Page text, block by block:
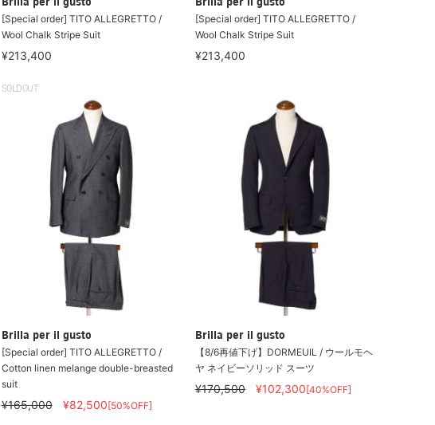
Brilla per il gusto
[Special order] TITO ALLEGRETTO /
Wool Chalk Stripe Suit
¥213,400
Brilla per il gusto
[Special order] TITO ALLEGRETTO /
Wool Chalk Stripe Suit
¥213,400
SOLDOUT
Brilla per il gusto
[Special order] TITO ALLEGRETTO /
Cotton linen melange double-breasted
suit
¥165,000 ¥82,500[50%OFF]
Brilla per il gusto
【8/6再値下げ】DORMEUIL / ウールモヘ
ヤ ネイビーソリッド スーツ
¥170,500 ¥102,300[40%OFF]